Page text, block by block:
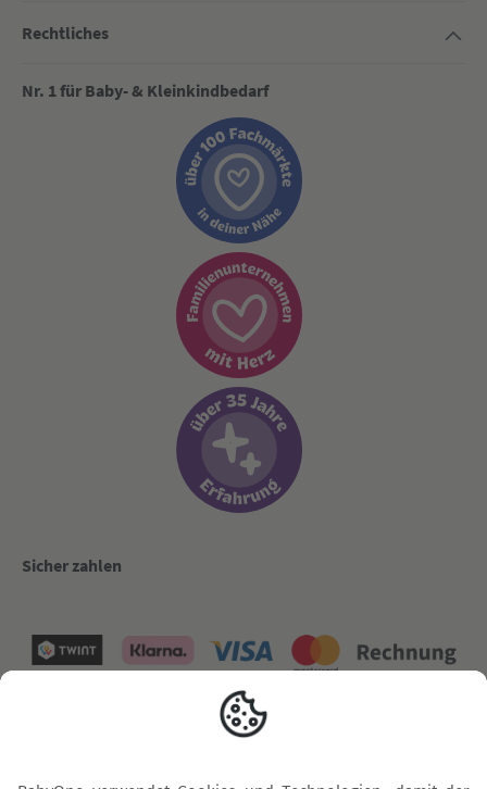
Rechtliches
Nr. 1 für Baby- & Kleinkindbedarf
Sicher zahlen